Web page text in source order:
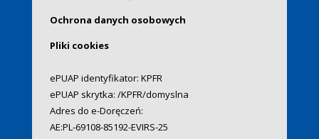
Ochrona danych osobowych
Pliki cookies
ePUAP identyfikator: KPFR
ePUAP skrytka: /KPFR/domyslna
Adres do e-Doręczeń:
AE:PL-69108-85192-EVIRS-25